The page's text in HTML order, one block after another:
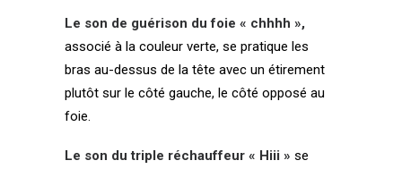
Le son de guérison du foie « chhhh »,
associé à la couleur verte, se pratique les
bras au-dessus de la tête avec un étirement
plutôt sur le côté gauche, le côté opposé au
foie.
Le son du triple réchauffeur « Hiii » se